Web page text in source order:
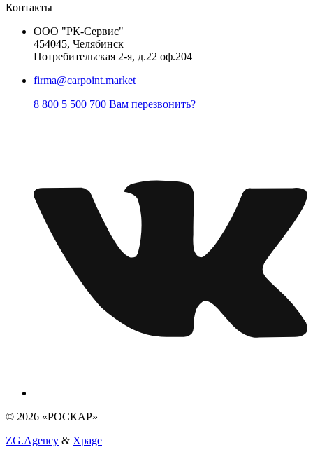
Контакты
ООО "РК-Сервис"
454045, Челябинск
Потребительская 2-я, д.22 оф.204
firma@carpoint.market
8 800 5 500 700 Вам перезвонить?
© 2026 «РОСКАР»
ZG.Agency & Xpage